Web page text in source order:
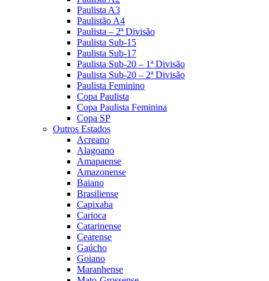
Paulista A3
Paulistão A4
Paulista – 2ª Divisão
Paulista Sub-15
Paulista Sub-17
Paulista Sub-20 – 1ª Divisão
Paulista Sub-20 – 2ª Divisão
Paulista Feminino
Copa Paulista
Copa Paulista Feminina
Copa SP
Outros Estados
Acreano
Alagoano
Amapaense
Amazonense
Baiano
Brasiliense
Capixaba
Carioca
Catarinense
Cearense
Gaúcho
Goiano
Maranhense